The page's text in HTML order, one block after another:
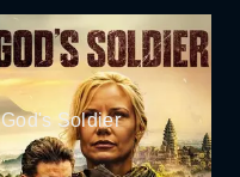
God's Soldier